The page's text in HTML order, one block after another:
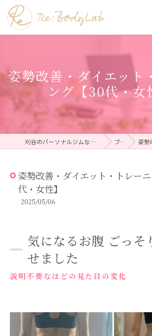
姿勢改善・ダイエット
ング【30代・女
刈谷のパーソナルジムならRe:BodyLab（リボディラボ） ブログ 姿勢改善
姿勢改善・ダイエット・トレー
代・女性】
2025/05/06
気になるお腹 ごっそ
せました
説明不要なほどの見た目の変化